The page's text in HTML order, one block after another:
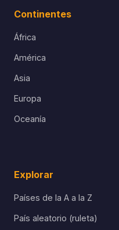
Continentes
África
América
Asia
Europa
Oceanía
Explorar
Países de la A a la Z
País aleatorio (ruleta)